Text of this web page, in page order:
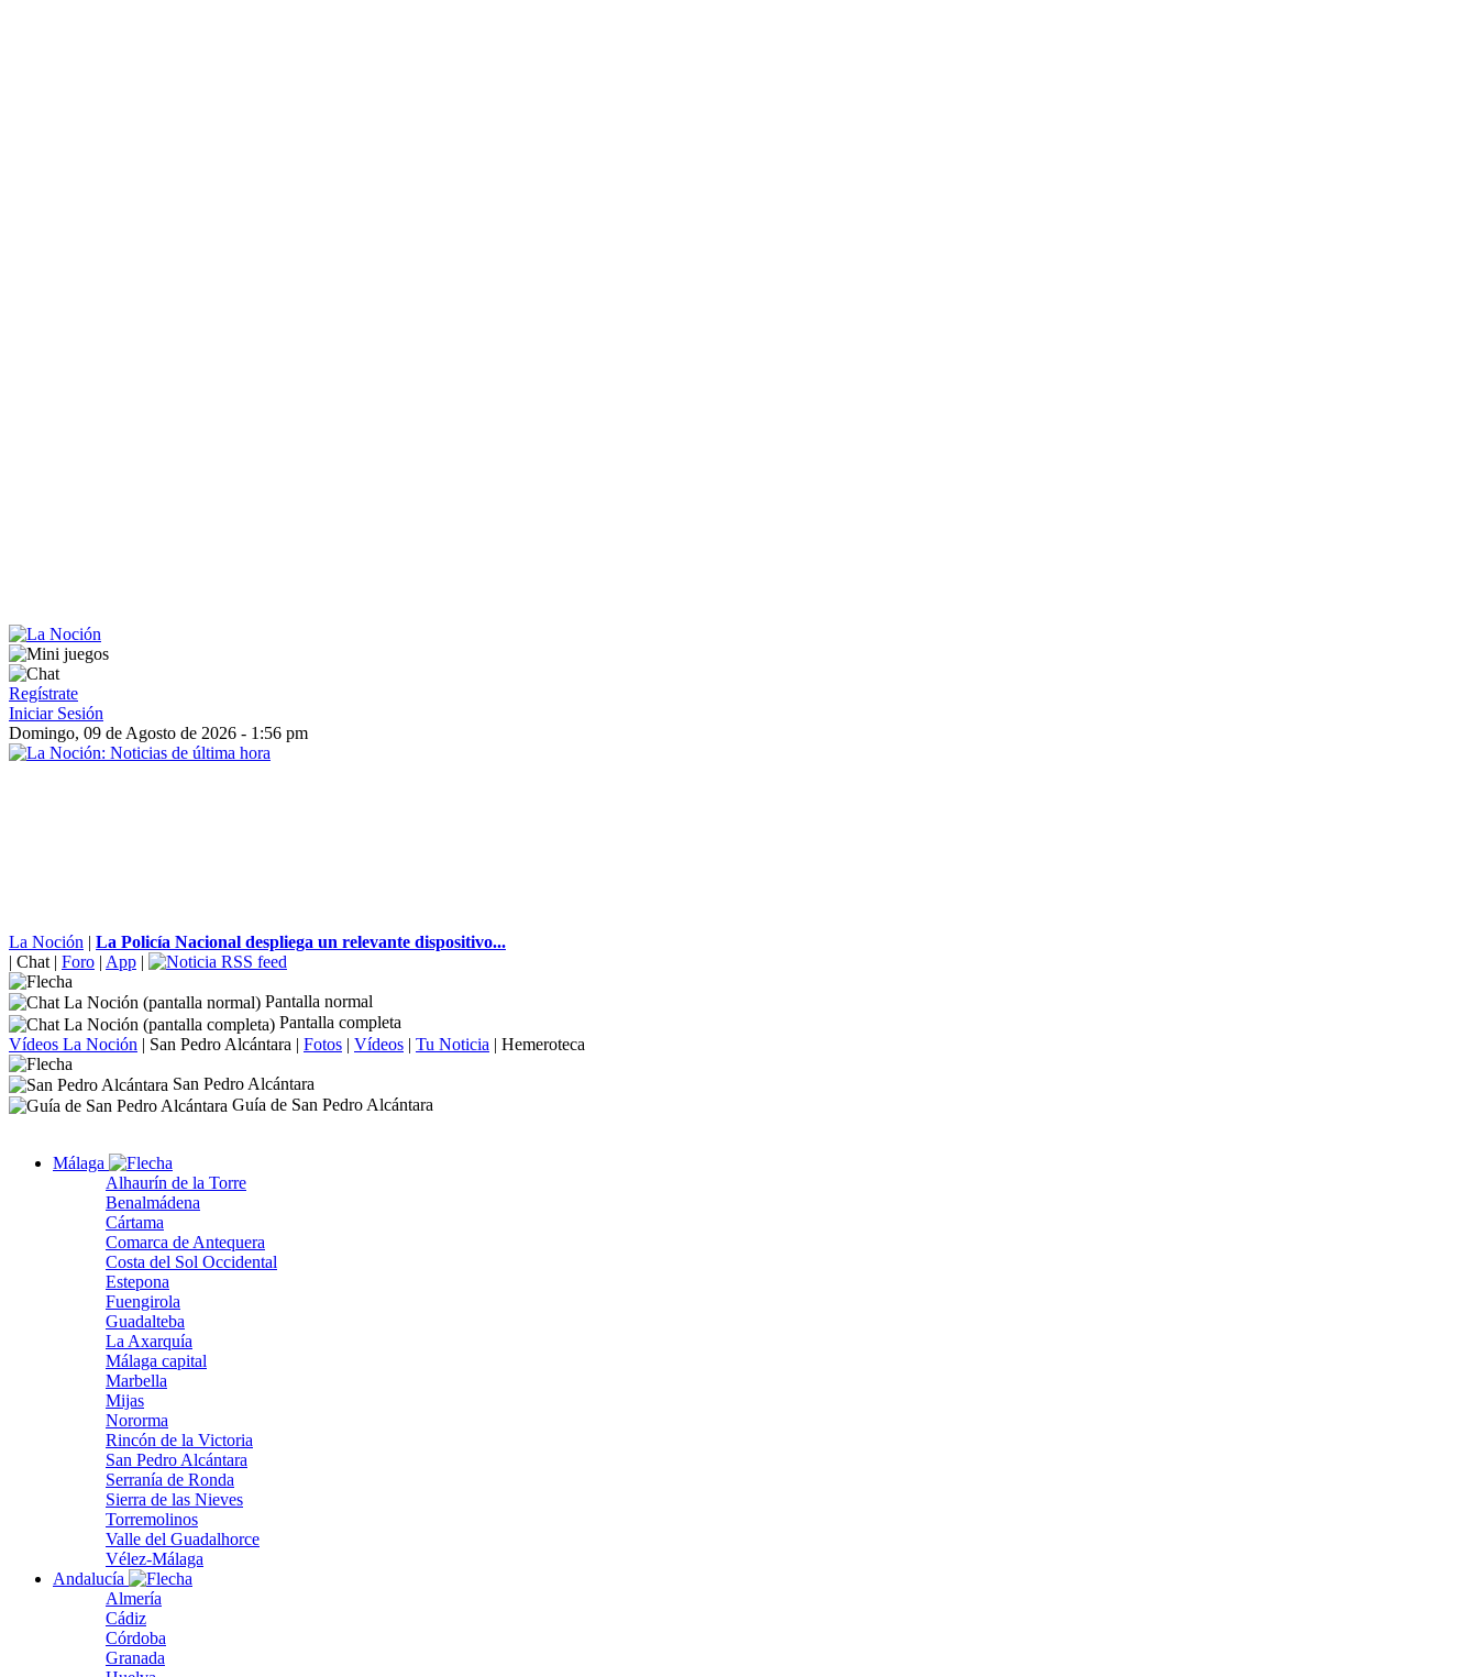
Regístrate
Iniciar Sesión
Domingo, 09 de Agosto de 2026 - 1:56 pm
La Noción | La Policía Nacional despliega un relevante dispositivo...
| Chat | Foro | App |
Pantalla normal
Pantalla completa
Vídeos La Noción | San Pedro Alcántara | Fotos | Vídeos | Tu Noticia | Hemeroteca
San Pedro Alcántara
Guía de San Pedro Alcántara
Málaga
Alhaurín de la Torre
Benalmádena
Cártama
Comarca de Antequera
Costa del Sol Occidental
Estepona
Fuengirola
Guadalteba
La Axarquía
Málaga capital
Marbella
Mijas
Nororma
Rincón de la Victoria
San Pedro Alcántara
Serranía de Ronda
Sierra de las Nieves
Torremolinos
Valle del Guadalhorce
Vélez-Málaga
Andalucía
Almería
Cádiz
Córdoba
Granada